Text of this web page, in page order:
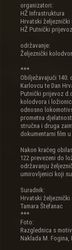
organizatori:
HŽ Infrastruktura
Hrvatski željeznički
HŽ Putnički
održavanje:
Željeznički
***
Obilježavajući 140.
Karlovcu te Dan
Putnički prijevoz
kolodvora i
odnosno
prometna
stručna i druga
dokumentarni film
Nakon kraćeg
122 prevezeni do
održavanju
umirovljenici koji
Suradnik:
Hrvatski željeznički
Tamara Štefanac
***
Foto:
Razglednica s
Naklada M.